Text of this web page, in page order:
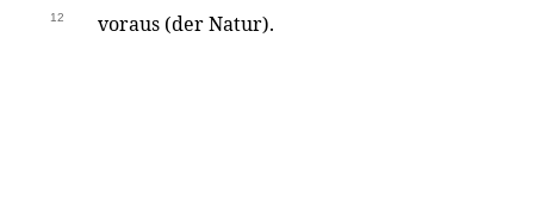
12 voraus (der Natur).